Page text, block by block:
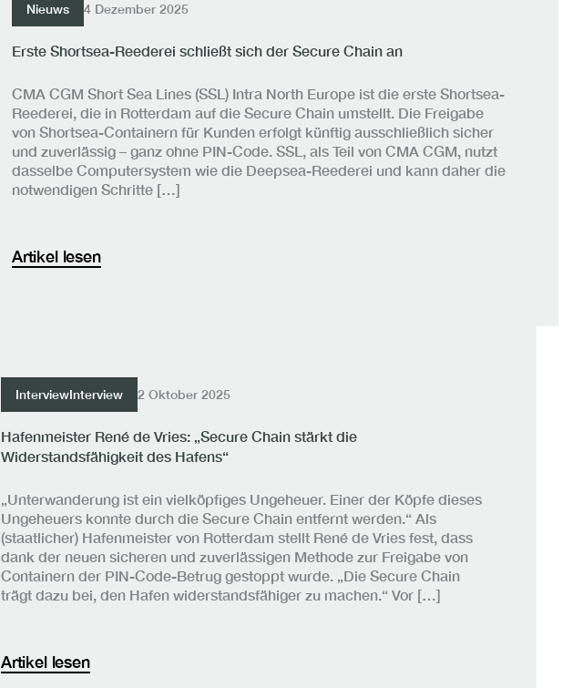
Nieuws 4 Dezember 2025
Erste Shortsea-Reederei schließt sich der Secure Chain an
CMA CGM Short Sea Lines (SSL) Intra North Europe ist die erste Shortsea-
Reederei, die in Rotterdam auf die Secure Chain umstellt. Die Freigabe
von Shortsea-Containern für Kunden erfolgt künftig ausschließlich sicher
und zuverlässig – ganz ohne PIN-Code. SSL, als Teil von CMA CGM, nutzt
dasselbe Computersystem wie die Deepsea-Reederei und kann daher die
notwendigen Schritte […]
Artikel lesen
InterviewInterview 2 Oktober 2025
Hafenmeister René de Vries: „Secure Chain stärkt die
Widerstandsfähigkeit des Hafens“
„Unterwanderung ist ein vielköpfiges Ungeheuer. Einer der Köpfe dieses
Ungeheuers konnte durch die Secure Chain entfernt werden.“ Als
(staatlicher) Hafenmeister von Rotterdam stellt René de Vries fest, dass
dank der neuen sicheren und zuverlässigen Methode zur Freigabe von
Containern der PIN-Code-Betrug gestoppt wurde. „Die Secure Chain
trägt dazu bei, den Hafen widerstandsfähiger zu machen.“ Vor […]
Artikel lesen